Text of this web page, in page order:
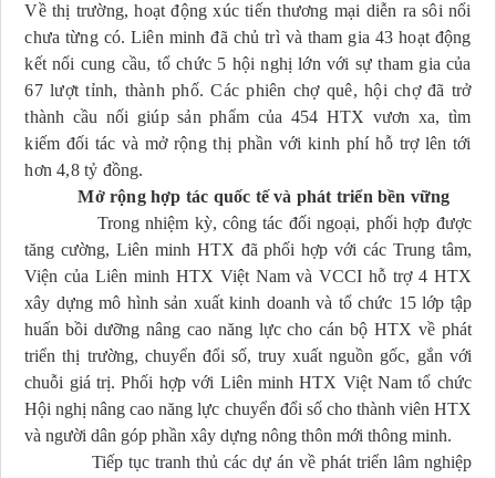
Về thị trường, hoạt động xúc tiến thương mại diễn ra sôi nổi
chưa từng có. Liên minh đã chủ trì và tham gia 43 hoạt động
kết nối cung cầu, tổ chức 5 hội nghị lớn với sự tham gia của
67 lượt tỉnh, thành phố. Các phiên chợ quê, hội chợ đã trở
thành cầu nối giúp sản phẩm của 454 HTX vươn xa, tìm
kiếm đối tác và mở rộng thị phần với kinh phí hỗ trợ lên tới
hơn 4,8 tỷ đồng.
Mở rộng hợp tác quốc tế và phát triển bền vững
Trong nhiệm kỳ, công tác đối ngoại, phối hợp được
tăng cường, Liên minh HTX đã phối hợp với các Trung tâm,
Viện của Liên minh HTX Việt Nam và VCCI hỗ trợ 4 HTX
xây dựng mô hình sản xuất kinh doanh và tổ chức 15 lớp tập
huấn bồi dưỡng nâng cao năng lực cho cán bộ HTX về phát
triển thị trường, chuyển đổi số, truy xuất nguồn gốc, gắn với
chuỗi giá trị. Phối hợp với Liên minh HTX Việt Nam tổ chức
Hội nghịnâng cao năng lực chuyển đổi số cho thành viên HTX
và người dân góp phần xây dựng nông thôn mới thông minh.
Tiếp tục tranh thủ các dự án về phát triển lâm nghiệp